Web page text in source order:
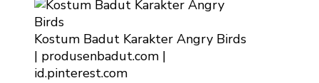
Kostum Badut Karakter Angry Birds
| produsenbadut.com |
id.pinterest.com